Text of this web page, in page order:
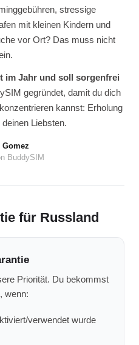
stressige
mit kleinen Kindern und
vor Ort? Das muss nicht
im Jahr und soll sorgenfrei
gegründet, damit du dich
kannst: Erholung
Liebsten.
Gomez
BuddySIM
für Russland
Priorität. Du bekommst
wenn:
verwendet wurde